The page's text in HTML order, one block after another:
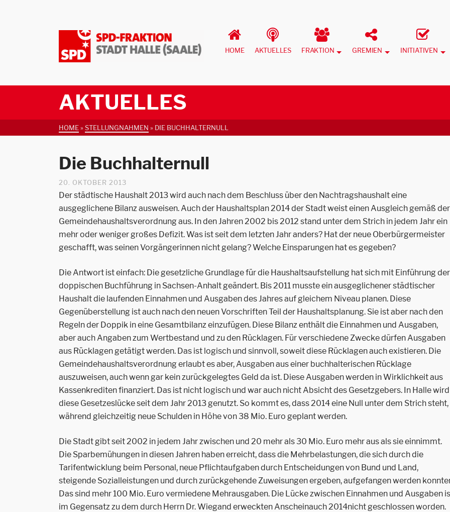
HOME AKTUELLES FRAKTION GREMIEN INITIATIVEN
AKTUELLES
HOME»STELLUNGNAHMEN » DIE BUCHHALTERNULL
Die Buchhalternull
20. OKTOBER 2013
Der städtische Haushalt 2013 wird auch nach dem Beschluss über den Nachtragshaushalt eine
ausgeglichene Bilanz ausweisen. Auch der Haushaltsplan 2014 der Stadt weist einen Ausgleich gemäß der
Gemeindehaushaltsverordnung aus. In den Jahren 2002 bis 2012 stand unter dem Strich in jedem Jahr ein
mehr oder weniger großes Defizit. Was ist seit dem letzten Jahr anders? Hat der neue Oberbürgermeister
geschafft, was seinen Vorgängerinnen nicht gelang? Welche Einsparungen hat es gegeben?
Die Antwort ist einfach: Die gesetzliche Grundlage für die Haushaltsaufstellung hat sich mit Einführung der
doppischen Buchführung in Sachsen-Anhalt geändert. Bis 2011 musste ein ausgeglichener städtischer
Haushalt die laufenden Einnahmen und Ausgaben des Jahres auf gleichem Niveau planen. Diese
Gegenüberstellung ist auch nach den neuen Vorschriften Teil der Haushaltsplanung. Sie ist aber nach den
Regeln der Doppik in eine Gesamtbilanz einzufügen. Diese Bilanz enthält die Einnahmen und Ausgaben,
aber auch Angaben zum Wertbestand und zu den Rücklagen. Für verschiedene Zwecke dürfen Ausgaben
aus Rücklagen getätigt werden. Das ist logisch und sinnvoll, soweit diese Rücklagen auch existieren. Die
Gemeindehaushaltsverordnung erlaubt es aber, Ausgaben aus einer buchhalterischen Rücklage
auszuweisen, auch wenn gar kein zurückgelegtes Geld da ist. Diese Ausgaben werden in Wirklichkeit aus
Kassenkrediten finanziert. Das ist nicht logisch und war auch nicht Absicht des Gesetzgebers. In Halle wird
diese Gesetzeslücke seit dem Jahr 2013 genutzt. So kommt es, dass 2014 eine Null unter dem Strich steht,
während gleichzeitig neue Schulden in Höhe von 38 Mio. Euro geplant werden.
Die Stadt gibt seit 2002 in jedem Jahr zwischen und 20 mehr als 30 Mio. Euro mehr aus als sie einnimmt.
Die Sparbemühungen in diesen Jahren haben erreicht, dass die Mehrbelastungen, die sich durch die
Tarifentwicklung beim Personal, neue Pflichtaufgaben durch Entscheidungen von Bund und Land,
steigende Sozialleistungen und durch zurückgehende Zuweisungen ergeben, aufgefangen werden
Das sind mehr 100 Mio. Euro vermiedene Mehrausgaben. Die Lücke zwischen Einnahmen und Ausgaben
im Gegensatz zu dem durch Herrn Dr. Wiegand erweckten Anscheinauch 2014nicht geschlossen worden.